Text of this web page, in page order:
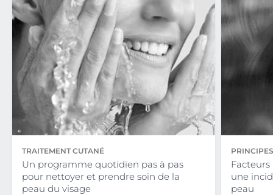
TRAITEMENT CUTANÉ
Un programme quotidien pas à pas
pour nettoyer et prendre soin de la
peau du visage
une
peau